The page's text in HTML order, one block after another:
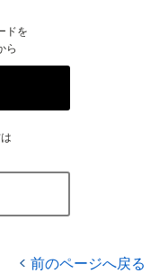
ドを
ら
前のページへ戻る